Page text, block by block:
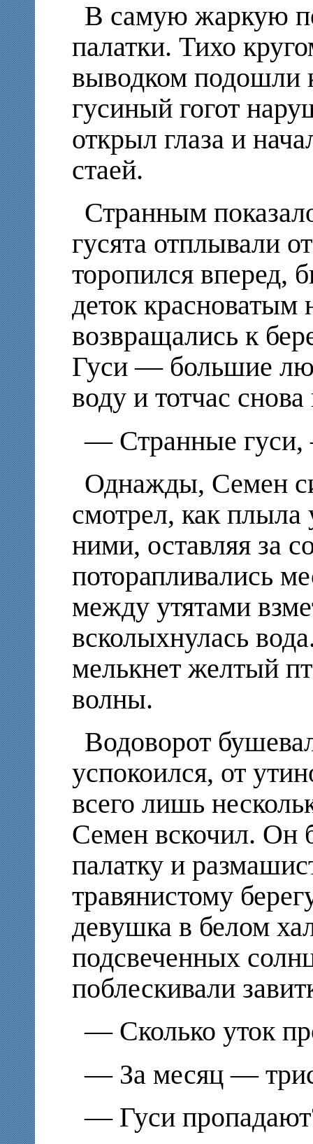
В самую жаркую
палатки. Тихо
выводком подошли
гусиный гогот
открыл глаза и
стаей.
Странным
гусята отплывали
торопился вперед,
деток красноватым
возвращались к
Гуси — большие
воду и тотчас
— Странные
Однажды, Семен
смотрел, как плыла
ними, оставляя за
поторапливались
между утятами
всколыхнулась
мелькнет желтый
волны.
Водоворот
успокоился, от
всего лишь
Семен вскочил. Он
палатку и
травянистому
девушка в белом
подсвеченных
поблескивали
— Сколько уток
— За месяц —
— Гуси